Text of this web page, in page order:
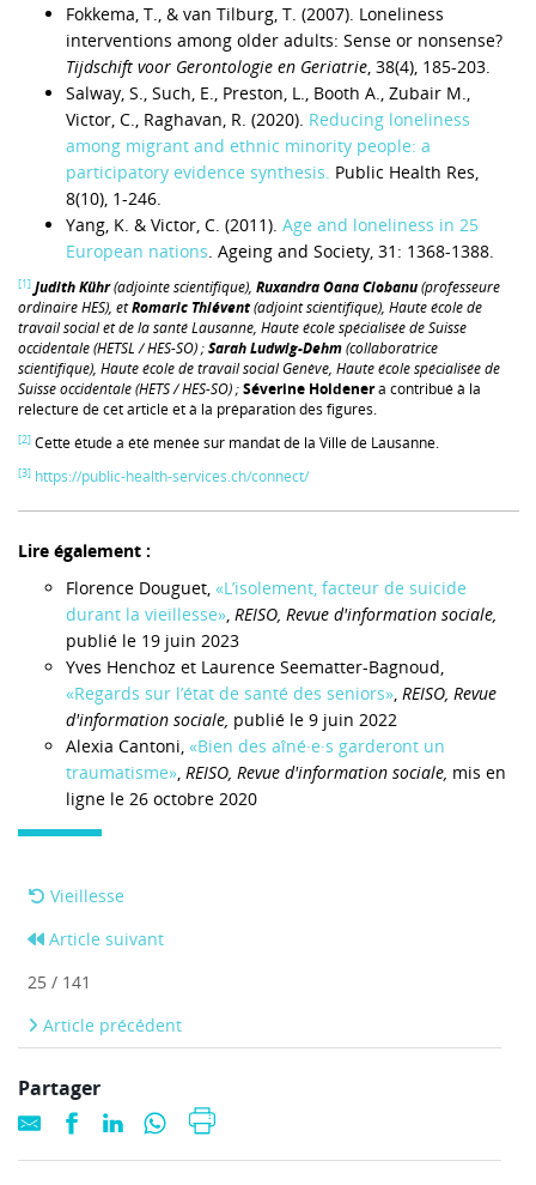
Fokkema, T., & van Tilburg, T. (2007). Loneliness
interventions among older adults: Sense or nonsense?
Tijdschift voor Gerontologie en Geriatrie, 38(4), 185-203.
Salway, S., Such, E., Preston, L., Booth A., Zubair M.,
Victor, C., Raghavan, R. (2020). Reducing loneliness
among migrant and ethnic minority people: a
participatory evidence synthesis. Public Health Res,
8(10), 1-246.
Yang, K. & Victor, C. (2011). Age and loneliness in 25
European nations. Ageing and Society, 31: 1368-1388.
[1] Judith Kühr(adjointe scientifique), Ruxandra Oana Ciobanu(professeure
ordinaire HES), etRomaric Thiévent(adjoint scientifique), Haute école de
travail social et de lasantéLausanne, Haute école spécialisée de Suisse
occidentale (HETSL / HES-SO) ;Sarah Ludwig-Dehm(collaboratrice
scientifique), Haute école de travail social Genève, Haute école spécialisée de
Suisse occidentale (HETS / HES-SO) ;Séverine Holdenera contribué à la
relecture de cet article et à la préparation des figures.
[2] Cette étude a été menée sur mandat de la Ville de Lausanne.
[3] https://public-health-services.ch/connect/
Lire également :
Florence Douguet, «L’isolement, facteur de suicide
durant la vieillesse», REISO, Revue d'information sociale,
publié le 19 juin 2023
Yves Henchoz et Laurence Seematter-Bagnoud,
«Regards sur l’état de santé des seniors», REISO, Revue
d'information sociale, publié le 9 juin 2022
Alexia Cantoni, «Bien des aîné·e·s garderont un
traumatisme», REISO, Revue d'information sociale, mis en
ligne le 26 octobre 2020
Vieillesse
Article suivant
25 / 141
Article précédent
Partager